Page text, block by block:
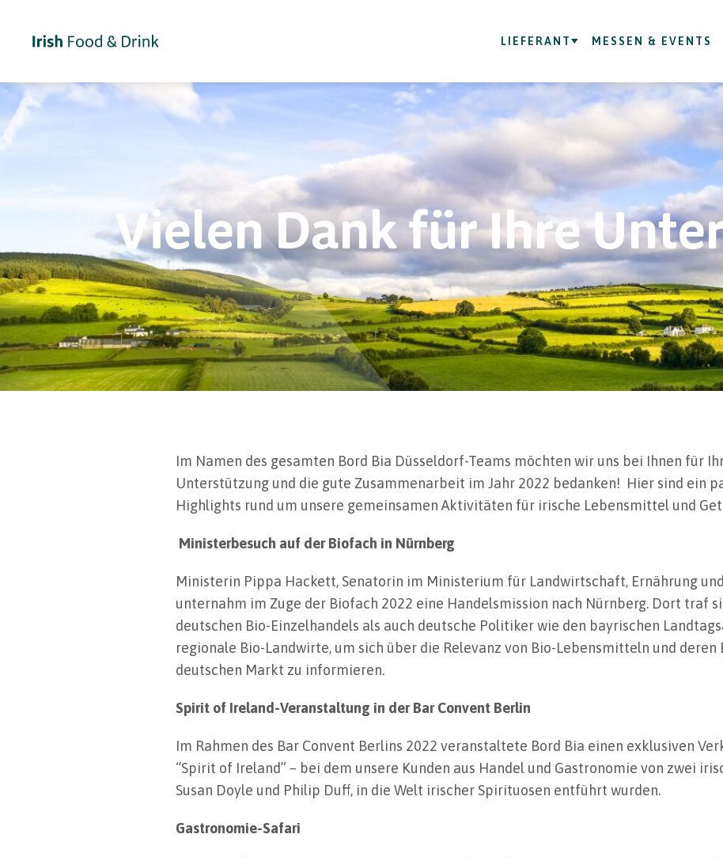
LIEFERANT MESSEN & EVENTS
Vielen Dank für Ihre
Im Namen des gesamten Bord Bia Düsseldorf-Teams möchten wir uns bei Ihnen für
Unterstützung und die gute Zusammenarbeit im Jahr 2022 bedanken! Hier sind ein
Highlights rund um unsere gemeinsamen Aktivitäten für irische Lebensmittel und
Ministerbesuch auf der Biofach in Nürnberg
Ministerin Pippa Hackett, Senatorin im Ministerium für Landwirtschaft, Ernährung
unternahm im Zuge der Biofach 2022 eine Handelsmission nach Nürnberg. Dort traf
deutschen Bio-Einzelhandels als auch deutsche Politiker wie den bayrischen
regionale Bio-Landwirte, um sich über die Relevanz von Bio-Lebensmitteln und
deutschen Markt zu informieren.
Spirit of Ireland-Veranstaltung in der Bar Convent Berlin
Im Rahmen des Bar Convent Berlins 2022 veranstaltete Bord Bia einen exklusiven
“Spirit of Ireland” – bei dem unsere Kunden aus Handel und Gastronomie von zwei
Susan Doyle und Philip Duff, in die Welt irischer Spirituosen entführt wurden.
Gastronomie-Safari